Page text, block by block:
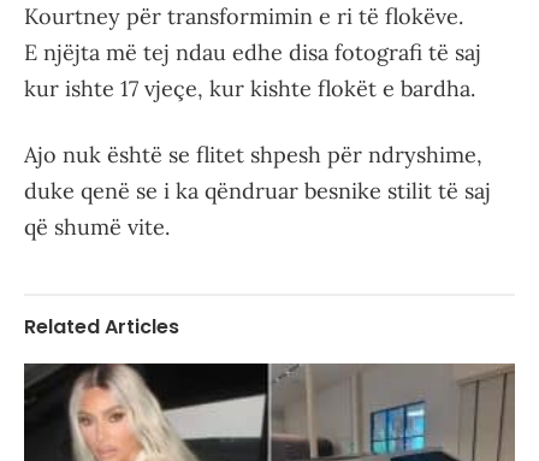
Kourtney për transformimin e ri të flokëve.
E njëjta më tej ndau edhe disa fotografi të saj
kur ishte 17 vjeçe, kur kishte flokët e bardha.
Ajo nuk është se flitet shpesh për ndryshime,
duke qenë se i ka qëndruar besnike stilit të saj
që shumë vite.
Related Articles